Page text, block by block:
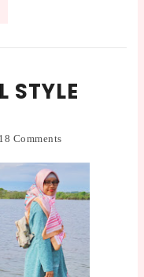
STYLE
18 Comments